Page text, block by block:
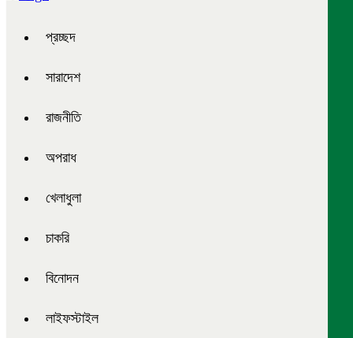
প্রচ্ছদ
সারাদেশ
রাজনীতি
অপরাধ
খেলাধুলা
চাকরি
বিনোদন
লাইফস্টাইল